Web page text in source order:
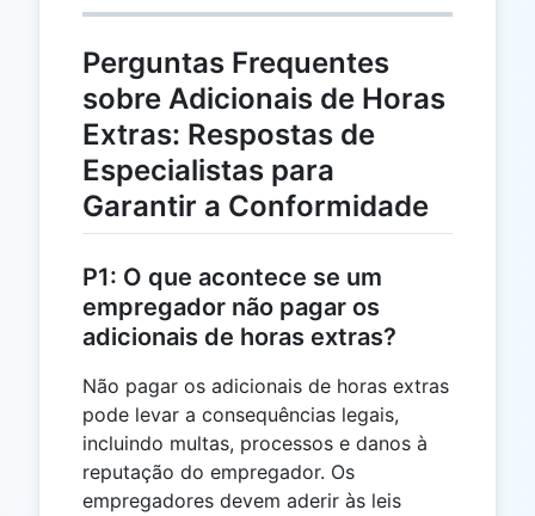
Perguntas Frequentes
sobre Adicionais de Horas
Extras: Respostas de
Especialistas para
Garantir a Conformidade
P1: O que acontece se um
empregador não pagar os
adicionais de horas extras?
Não pagar os adicionais de horas extras
pode levar a consequências legais,
incluindo multas, processos e danos à
reputação do empregador. Os
empregadores devem aderir às leis